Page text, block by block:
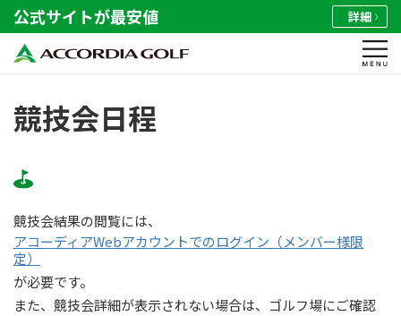
公式サイトが最安値 詳細
競技会日程
競技会結果の閲覧には、
アコーディアWebアカウントでのログイン（メンバー様限
定）
が必要です。
また、競技会詳細が表示されない場合は、ゴルフ場にご確認